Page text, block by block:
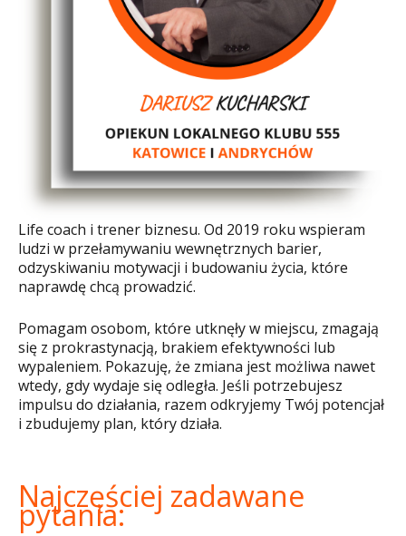
Life coach i trener biznesu. Od 2019 roku wspieram
ludzi w przełamywaniu wewnętrznych barier,
odzyskiwaniu motywacji i budowaniu życia, które
naprawdę chcą prowadzić.
Pomagam osobom, które utknęły w miejscu, zmagają
się z prokrastynacją, brakiem efektywności lub
wypaleniem. Pokazuję, że zmiana jest możliwa nawet
wtedy, gdy wydaje się odległa. Jeśli potrzebujesz
impulsu do działania, razem odkryjemy Twój potencjał
i zbudujemy plan, który działa.
Najczęściej zadawane
pytania: